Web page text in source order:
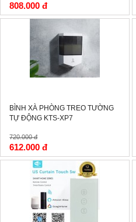
808.000 đ
BÌNH XÀ PHÒNG TREO TƯỜNG
TỰ ĐỘNG KTS-XP7
720.000 đ
612.000 đ